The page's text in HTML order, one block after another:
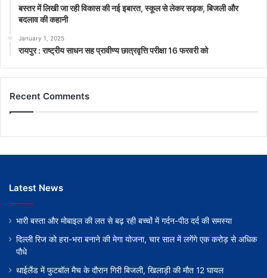
बस्तर में लिखी जा रही विकास की नई इबारत, स्कूल से लेकर सड़क, बिजली और
बदलाव की कहानी
January 1, 2025
रायपुर : राष्ट्रीय साधन सह प्रावीण्य छात्रवृत्ति परीक्षा 16 फरवरी को
Recent Comments
Latest News
भारी बस्ता और मोबाइल की लत से बढ़ रही बच्चों में गर्दन-पीठ दर्द की समस्या
दिल्ली रिज को हरा-भरा बनाने की मेगा योजना, चार साल में लगेंगे एक करोड़ से अधिक
पौधे
थाईलैंड में फुटबॉल मैच के दौरान गिरी बिजली, खिलाड़ी की मौत 12 घायल